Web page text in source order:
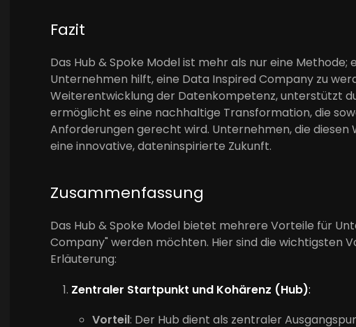
Fazit
Das Hub & Spoke Model ist mehr als nur eine
Unternehmen hilft, eine Data Inspired Company zu
Weiterentwicklung der Datenkompetenz, unterstützt
ermöglicht es eine nachhaltige Transformation, die
Anforderungen gerecht wird. Unternehmen, die diesen
eine innovative, dateninspirierte Zukunft.
Zusammenfassung
Das Hub & Spoke Model bietet mehrere Vorteile für
Company" werden möchten. Hier sind die wichtigsten
Erläuterung:
Zentraler Startpunkt und Kohärenz (Hub):
Vorteil: Der Hub dient als zentraler